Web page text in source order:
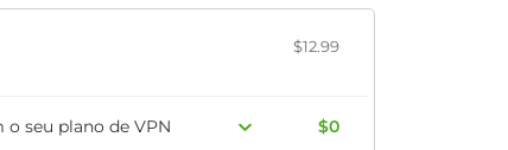
$12.99
seu plano de VPN $0